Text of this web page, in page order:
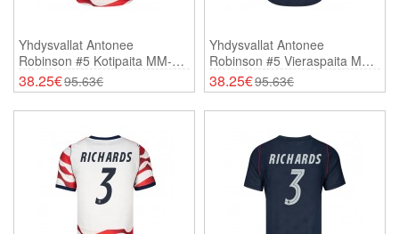
Yhdysvallat Antonee
Robinson #5 Kotipaita MM-
Kisat 2026 Lyhythihainen
38.25€95.63€
Yhdysvallat Antonee
Robinson #5 Vieraspaita MM-
Kisat 2026 Lyhythihainen
38.25€95.63€